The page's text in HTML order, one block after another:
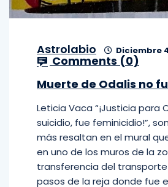
Astrolabio Diciembre
Comments (0)
Muerte de Odalis no
Leticia Vaca “¡Justicia para
suicidio, fue feminicidio!”,
más resaltan en el mural
en uno de los muros de la
transferencia del
pasos de la reja donde fue